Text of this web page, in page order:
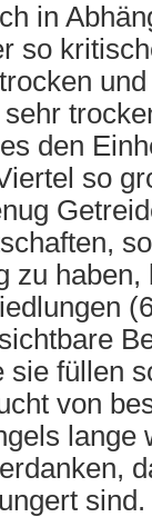
in
so
den
so
zu
sie füllen
von
lange
sind.